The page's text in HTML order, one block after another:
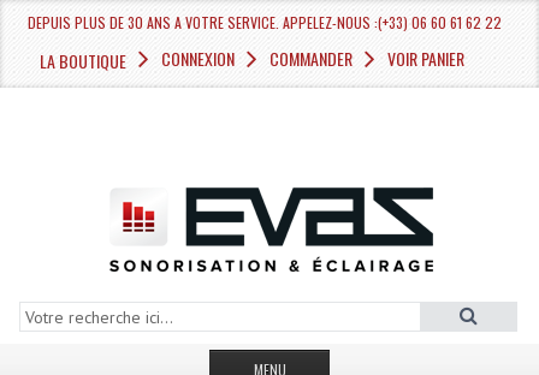
DEPUIS PLUS DE 30 ANS A VOTRE SERVICE. APPELEZ-NOUS :(+33) 06 60 61 62 22
LA BOUTIQUE CONNEXION COMMANDER VOIR PANIER
MENU